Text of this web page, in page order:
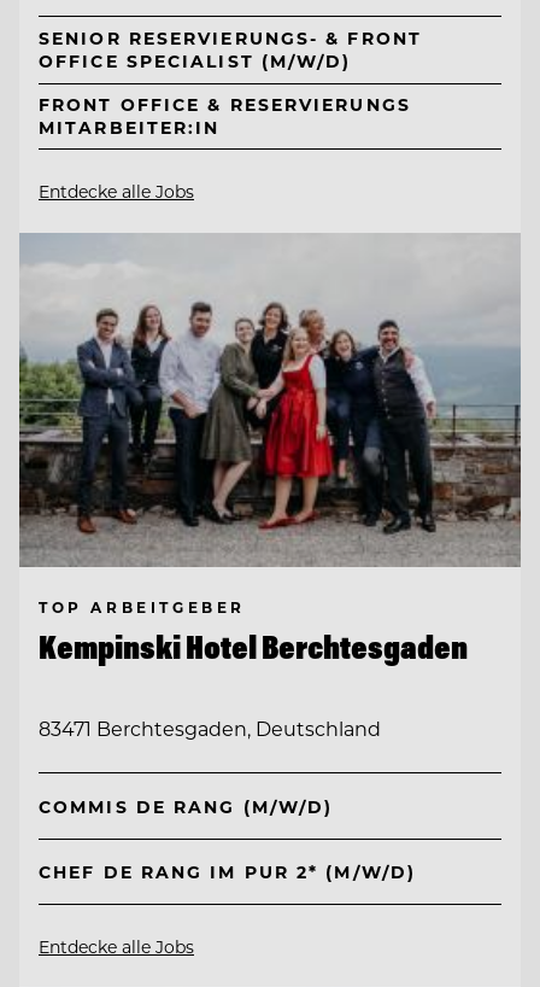
SENIOR RESERVIERUNGS- & FRONT
OFFICE SPECIALIST (M/W/D)
FRONT OFFICE & RESERVIERUNGS
MITARBEITER:IN
Entdecke alle Jobs
TOP ARBEITGEBER
Kempinski Hotel Berchtesgaden
83471 Berchtesgaden, Deutschland
COMMIS DE RANG (M/W/D)
CHEF DE RANG IM PUR 2* (M/W/D)
Entdecke alle Jobs